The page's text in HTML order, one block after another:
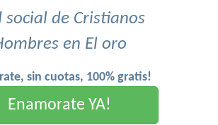
social de Cristianos
en El oro
sin cuotas, 100% gratis!
Enamorate YA!